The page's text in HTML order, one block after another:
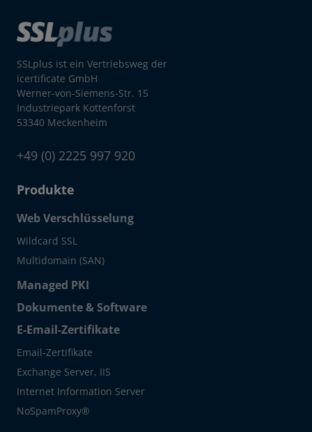
SSLplus ist ein Vertriebsweg der
icertificate GmbH
Werner-von-Siemens-Str. 15
Industriepark Kottenforst
53340 Meckenheim
+49 (0) 2225 997 920
Produkte
Web Verschlüsselung
Wildcard SSL
Multidomain (SAN)
Managed PKI
Dokumente & Software
E-Email-Zertifikate
Email-Zertifikate
Exchange Server, IIS
Internet Information Server
NoSpamProxy®